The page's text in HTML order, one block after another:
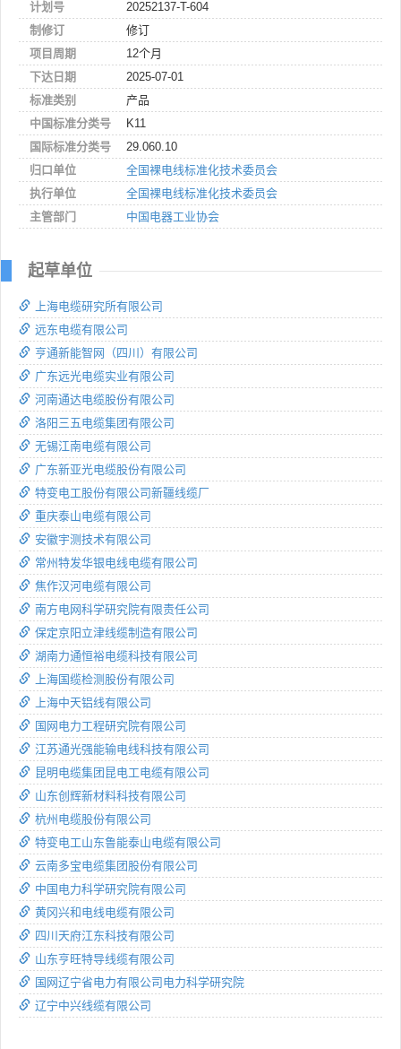
计划号
20252137-T-604
制修订
修订
项目周期
12个月
下达日期
2025-07-01
标准类别
产品
中国标准分类号
K11
国际标准分类号
29.060.10
归口单位
全国裸电线标准化技术委员会
执行单位
全国裸电线标准化技术委员会
主管部门
中国电器工业协会
起草单位
上海电缆研究所有限公司
远东电缆有限公司
亨通新能智网（四川）有限公司
广东远光电缆实业有限公司
河南通达电缆股份有限公司
洛阳三五电缆集团有限公司
无锡江南电缆有限公司
广东新亚光电缆股份有限公司
特变电工股份有限公司新疆线缆厂
重庆泰山电缆有限公司
安徽宇测技术有限公司
常州特发华银电线电缆有限公司
焦作汉河电缆有限公司
南方电网科学研究院有限责任公司
保定京阳立津线缆制造有限公司
湖南力通恒裕电缆科技有限公司
上海国缆检测股份有限公司
上海中天铝线有限公司
国网电力工程研究院有限公司
江苏通光强能输电线科技有限公司
昆明电缆集团昆电工电缆有限公司
山东创辉新材料科技有限公司
杭州电缆股份有限公司
特变电工山东鲁能泰山电缆有限公司
云南多宝电缆集团股份有限公司
中国电力科学研究院有限公司
黄冈兴和电线电缆有限公司
四川天府江东科技有限公司
山东亨旺特导线缆有限公司
国网辽宁省电力有限公司电力科学研究院
辽宁中兴线缆有限公司